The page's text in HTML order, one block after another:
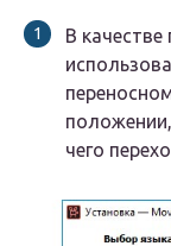
В
чего